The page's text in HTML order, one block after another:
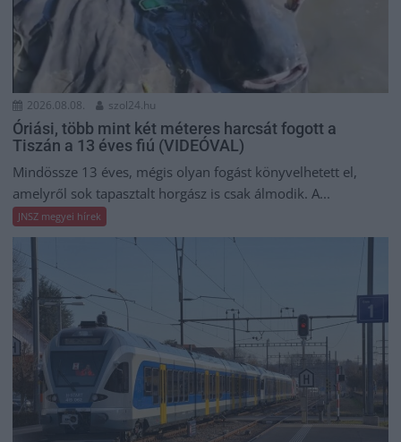
2026.08.08. szol24.hu
Óriási, több mint két méteres harcsát fogott a
Tiszán a 13 éves fiú (VIDEÓVAL)
Mindössze 13 éves, mégis olyan fogást könyvelhetett el,
amelyről sok tapasztalt horgász is csak álmodik. A...
JNSZ megyei hírek